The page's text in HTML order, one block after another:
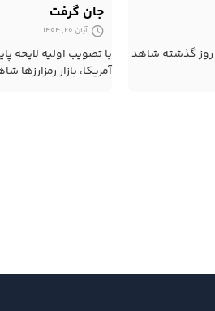
روز گذشته شاهد
جان گرفت
آبان 20, 1404
با تصویب اولیه لایحه
آمریکا، بازار